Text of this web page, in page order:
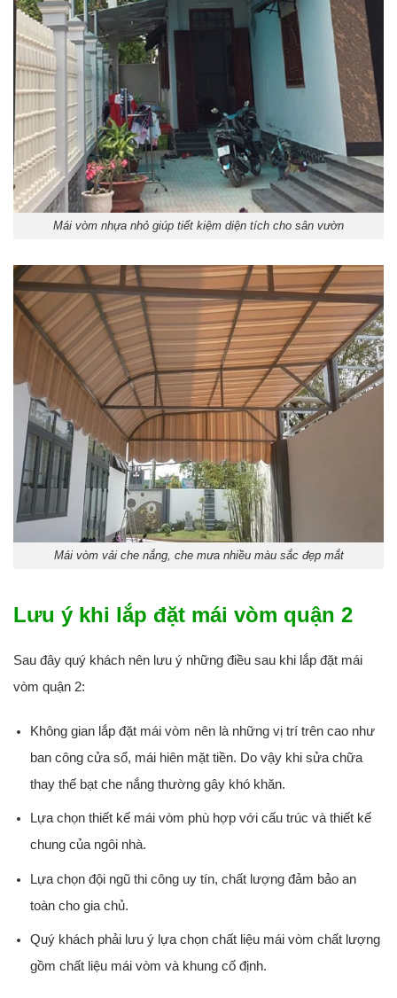
Mái vòm nhựa nhỏ giúp tiết kiệm diện tích cho sân vườn
Mái vòm vải che nắng, che mưa nhiều màu sắc đẹp mắt
Lưu ý khi lắp đặt mái vòm quận 2
Sau đây quý khách nên lưu ý những điều sau khi lắp đặt mái
vòm quận 2:
Không gian lắp đặt mái vòm nên là những vị trí trên cao như
ban công cửa sổ, mái hiên mặt tiền. Do vậy khi sửa chữa
thay thế bạt che nắng thường gây khó khăn.
Lựa chọn thiết kế mái vòm phù hợp với cấu trúc và thiết kế
chung của ngôi nhà.
Lựa chọn đội ngũ thi công uy tín, chất lượng đảm bảo an
toàn cho gia chủ.
Quý khách phải lưu ý lựa chọn chất liệu mái vòm chất lượng
gồm chất liệu mái vòm và khung cố định.